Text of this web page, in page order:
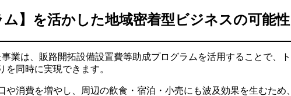
ム】を活かした地域密着型ビジネスの可能性
業は、販路開拓設備設置費等助成プログラムを活用することで、
同時に実現できます。
消費を増やし、周辺の飲食・宿泊・小売にも波及効果を生むため